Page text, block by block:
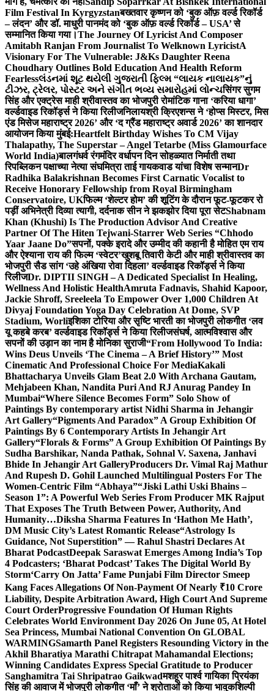
Film Festival In Kyrgyzstanबख्तवार कृष्णन को ‘बुक ऑफ़ वर्ल्ड रिकॉर्ड
– लंदन’ और डॉ. माधुरी पानमंद को ‘बुक ऑफ़ वर्ल्ड रिकॉर्ड – USA’ से
सम्मानित किया गया।The Journey Of Lyricist And Composer
Amitabh Ranjan From Journalist To Welknown LyricistA
Visionary For The Vulnerable: J&Ks Daughter Reena
Choudhary Outlines Bold Education And Health Reform
Fearlessલંડનમાં શૂટ થયેલી ગુજરાતી ફિલ્મ “લાયક નાલાયક”નું
ટીઝર, ટ્રેલર, પોસ્ટર અને સંગીત ભવ્ય સમારોહમાં લોન્ચसिंगर सुगम
सिंह और एक्ट्रेस माही श्रीवास्तव का भोजपुरी रोमांटिक गाना ‘करिया धागा’
वर्ल्डवाइड रिकॉर्ड्स ने किया रिलीजनिलायश्री क्रिएशन्स ने ‘होप्स मिस्टर, मिस
एंड मिसेज महाराष्ट्र 2026’ और ‘द ग्रैंड महाराष्ट्र अवार्ड 2026’ का शानदार
आयोजन किया मुंबई:Heartfelt Birthday Wishes To CM Vijay
Thalapathy, The Superstar – Angel Tetarbe (Miss Glamourface
World India)बालगंधर्व रंगमंदिर वर्धापन दिन सोहळ्यात निर्माती तथा
रिपब्लिकन पक्षाच्या नेत्या संघमित्रा ताई गायकवाड यांचा विशेष सन्मानDr
Radhika Balakrishnan Becomes First Carnatic Vocalist to
Receive Honorary Fellowship from Royal Birmingham
Conservatoire, UKफिल्म ‘शेल्टर होम’ की शूटिंग के दौरान फूट-फूटकर रो
पड़ीं अभिनेत्री दिव्या त्यागी, दर्दनाक सीन ने झकझोर दिया पूरा सेटShabnam
Khan (Khushi) Is The Production Advisor And Creative
Partner Of The Hiten Tejwani-Starrer Web Series “Chhodo
Yaar Jaane Do”सपनों, पक्के इरादे और उम्मीद की कहानी है मोहित एम राय
और ऐश्याना राय की फिल्म ‘स्वेटर’खुशबू तिवारी केटी और माही श्रीवास्तव का
भोजपुरी सैड सांग ‘उहे अंखिया रोवा दिहला’ वर्ल्डवाइड रिकॉर्ड्स ने किया
रिलीजDr. DIPTII SINGH – A Dedicated Specialist In Healing,
Wellness And Holistic HealthAmruta Fadnavis, Shahid Kapoor,
Jackie Shroff, Sreeleela To Empower Over 1,000 Children At
Divyaj Foundation Yoga Day Celebration At Dome, SVP
Stadium, Worliइशिका टोरिया और सृष्टि भारती का भोजपुरी लोकगीत ‘लव
यू कहबे करब’ वर्ल्डवाइड रिकॉर्ड्स ने किया रिलीजसंघर्ष, आत्मविश्वास और
सपनों की उड़ान का नाम है मोनिका सुराजी“From Hollywood To India:
Wins Deus Unveils ‘The Cinema – A Brief History’” Most
Cinematic And Professional Choice For MediaKakali
Bhattacharya Unveils Glam Beat 2.0 With Archana Gautam,
Mehjabeen Khan, Nandita Puri And RJ Anurag Pandey In
Mumbai“Where Silence Becomes Form” Solo Show of
Paintings By contemporary artist Nidhi Sharma in Jehangir
Art Gallery“Pigments And Paradox” A Group Exhibition Of
Paintings By 6 Contemporary Artists In Jehangir Art
Gallery“Florals & Forms” A Group Exhibition Of Paintings By
Sudha Barshikar, Nanda Pathak, Sohnal V. Saxena, Janhavi
Bhide In Jehangir Art GalleryProducers Dr. Vimal Raj Mathur
And Rupesh D. Gohil Launched Multilingual Posters For The
Women-Centric Film “Abhaya”“Jiski Lathi Uski Bhains –
Season 1”: A Powerful Web Series From Producer MK Rajput
That Exposes The Truth Between Power, Authority, And
Humanity…Diksha Sharma Features In ‘Hathon Me Hath’,
DM Music City’s Latest Romantic Release“Astrology Is
Guidance, Not Superstition” — Rahul Shastri Declares At
Bharat PodcastDeepak Saraswat Emerges Among India’s Top
4 Podcasters; ‘Bharat Podcast’ Takes The Digital World By
Storm‘Carry On Jatta’ Fame Punjabi Film Director Smeep
Kang Faces Allegations Of Non-Payment Of Nearly ₹10 Crore
Liability, Despite Arbitration Award, High Court And Supreme
Court OrderProgressive Foundation Of Human Rights
Celebrates World Environment Day 2026 On June 05, At Hotel
Sea Princess, Mumbai National Convention On GLOBAL
WARMINGSamarth Panel Registers Resounding Victory in the
Akhil Bharatiya Marathi Chitrapat Mahamandal Elections;
Winning Candidates Express Special Gratitude to Producer
Sanghamitra Tai Shripatrao Gaikwadमशहूर पार्श्व गायिका प्रियंका
सिंह की आवाज में भोजपुरी लोकगीत ‘माँ’ ने श्रोताओं को किया भावुकशिल्पी